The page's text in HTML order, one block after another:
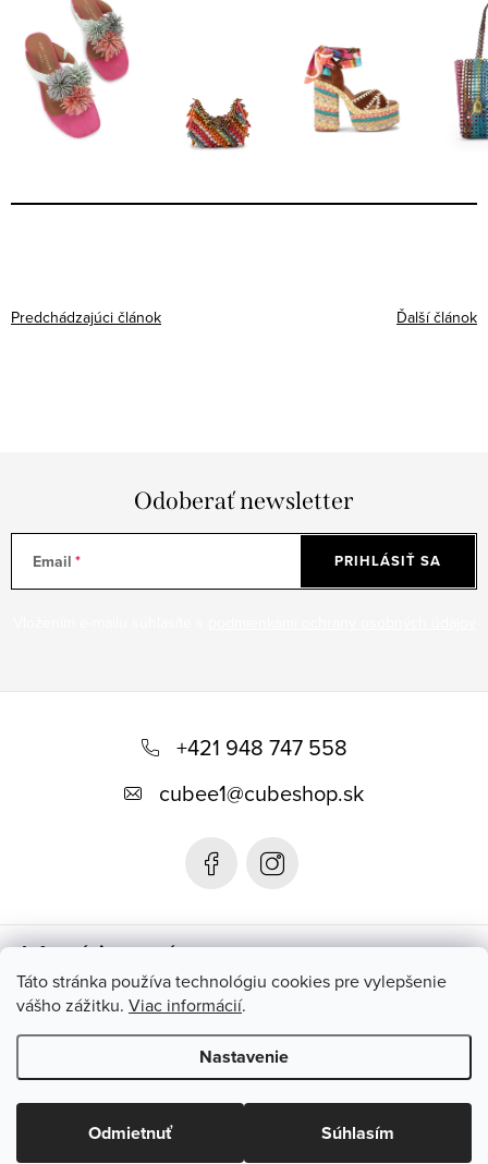
Táto stránka používa technológiu cookies pre vylepšenie
vášho zážitku. Viac informácií.
Nastavenie
Odmietnuť Súhlasím
Predchádzajúci článok Ďalší článok
Odoberať newsletter
Email PRIHLÁSIŤ SA
e
+421 948 747 558
cubee1@cubeshop.sk
Informácie pre vás
Instagram
Copyright 2026CUBESHOP.SK. Všetky práva vyhradené.Upraviť
nastavenie cookies